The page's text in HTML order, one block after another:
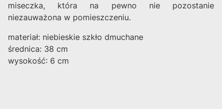
miseczka, która na pewno nie pozostanie
niezauważona w pomieszczeniu.
materiał: niebieskie szkło dmuchane
średnica: 38 cm
wysokość: 6 cm